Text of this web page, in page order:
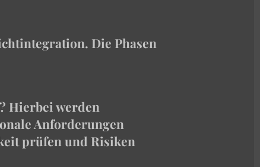
Die Phasen
Hierbei werden
Anforderungen
prüfen und Risiken